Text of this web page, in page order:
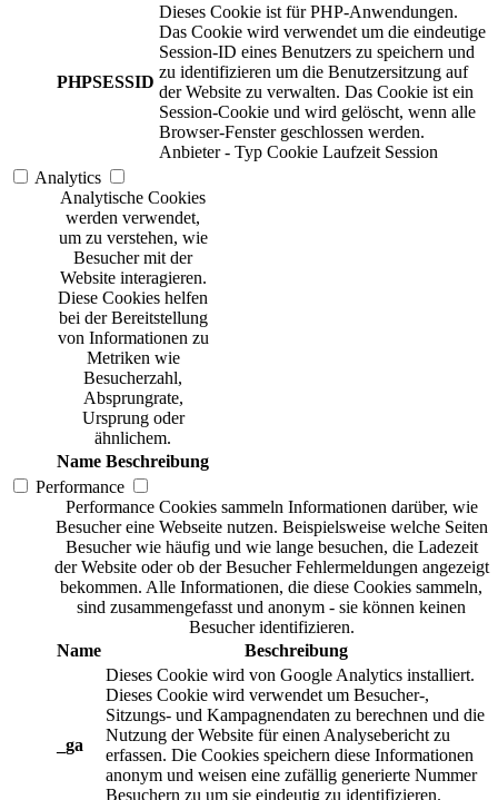
PHPSESSID
Dieses Cookie ist für PHP-Anwendungen.
Das Cookie wird verwendet um die eindeutige
Session-ID eines Benutzers zu speichern und
zu identifizieren um die Benutzersitzung auf
der Website zu verwalten. Das Cookie ist ein
Session-Cookie und wird gelöscht, wenn alle
Browser-Fenster geschlossen werden.
Anbieter - Typ Cookie Laufzeit Session
Analytics
Analytische Cookies
werden verwendet,
um zu verstehen, wie
Besucher mit der
Website interagieren.
Diese Cookies helfen
bei der Bereitstellung
von Informationen zu
Metriken wie
Besucherzahl,
Absprungrate,
Ursprung oder
ähnlichem.
Name Beschreibung
Performance
Performance Cookies sammeln Informationen darüber, wie
Besucher eine Webseite nutzen. Beispielsweise welche Seiten
Besucher wie häufig und wie lange besuchen, die Ladezeit
der Website oder ob der Besucher Fehlermeldungen angezeigt
bekommen. Alle Informationen, die diese Cookies sammeln,
sind zusammengefasst und anonym - sie können keinen
Besucher identifizieren.
Name
Beschreibung
_ga
Dieses Cookie wird von Google Analytics installiert.
Dieses Cookie wird verwendet um Besucher-,
Sitzungs- und Kampagnendaten zu berechnen und die
Nutzung der Website für einen Analysebericht zu
erfassen. Die Cookies speichern diese Informationen
anonym und weisen eine zufällig generierte Nummer
Besuchern zu um sie eindeutig zu identifizieren.